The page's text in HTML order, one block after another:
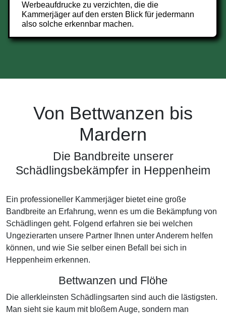
Werbeaufdrucke zu verzichten, die die
Kammerjäger auf den ersten Blick für jedermann
also solche erkennbar machen.
Von Bettwanzen bis
Mardern
Die Bandbreite unserer
Schädlingsbekämpfer in Heppenheim
Ein professioneller Kammerjäger bietet eine große
Bandbreite an Erfahrung, wenn es um die Bekämpfung von
Schädlingen geht. Folgend erfahren sie bei welchen
Ungezierarten unsere Partner Ihnen unter Anderem helfen
können, und wie Sie selber einen Befall bei sich in
Heppenheim erkennen.
Bettwanzen und Flöhe
Die allerkleinsten Schädlingsarten sind auch die lästigsten.
Man sieht sie kaum mit bloßem Auge, sondern man